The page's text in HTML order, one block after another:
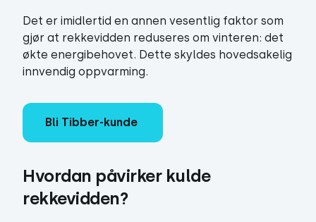
Det er imidlertid en annen vesentlig faktor som
gjør at rekkevidden reduseres om vinteren: det
økte energibehovet. Dette skyldes hovedsakelig
innvendig oppvarming.
Bli Tibber-kunde
Hvordan påvirker kulde
rekkevidden?